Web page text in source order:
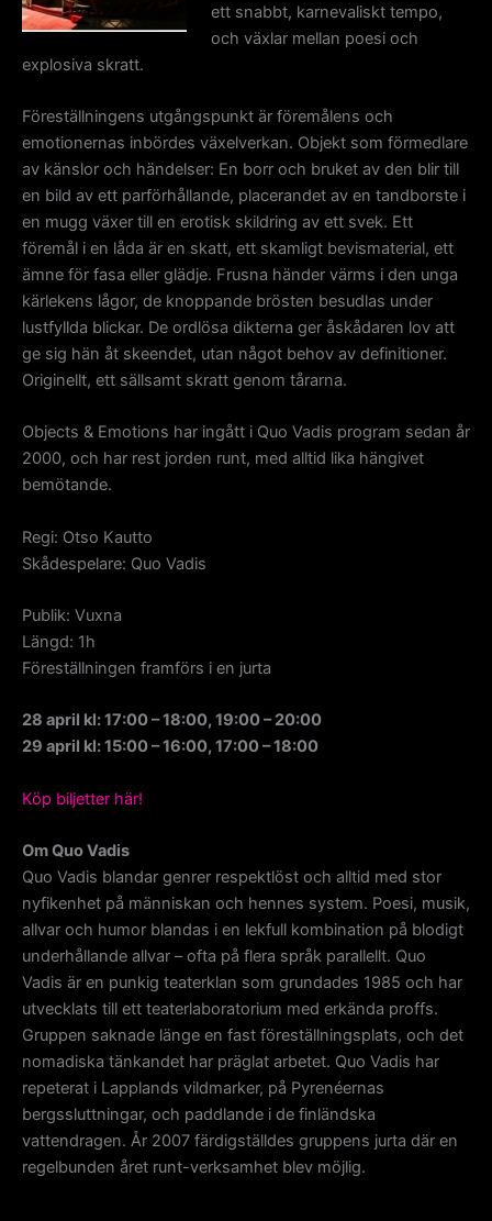
ett snabbt, karnevaliskt tempo,
och växlar mellan poesi och
explosiva skratt.
Föreställningens utgångspunkt är föremålens och
emotionernas inbördes växelverkan. Objekt som förmedlare
av känslor och händelser: En borr och bruket av den blir till
en bild av ett parförhållande, placerandet av en tandborste i
en mugg växer till en erotisk skildring av ett svek. Ett
föremål i en låda är en skatt, ett skamligt bevismaterial, ett
ämne för fasa eller glädje. Frusna händer värms i den unga
kärlekens lågor, de knoppande brösten besudlas under
lustfyllda blickar. De ordlösa dikterna ger åskådaren lov att
ge sig hän åt skeendet, utan något behov av definitioner.
Originellt, ett sällsamt skratt genom tårarna.
Objects & Emotions har ingått i Quo Vadis program sedan år
2000, och har rest jorden runt, med alltid lika hängivet
bemötande.
Regi: Otso Kautto
Skådespelare: Quo Vadis
Publik: Vuxna
Längd: 1h
Föreställningen framförs i en jurta
28 april kl: 17:00 – 18:00, 19:00 – 20:00
29 april kl: 15:00 – 16:00, 17:00 – 18:00
Köp biljetter här!
Om Quo Vadis
Quo Vadis blandar genrer respektlöst och alltid med stor
nyfikenhet på människan och hennes system. Poesi, musik,
allvar och humor blandas i en lekfull kombination på blodigt
underhållande allvar – ofta på flera språk parallellt. Quo
Vadis är en punkig teaterklan som grundades 1985 och har
utvecklats till ett teaterlaboratorium med erkända proffs.
Gruppen saknade länge en fast föreställningsplats, och det
nomadiska tänkandet har präglat arbetet. Quo Vadis har
repeterat i Lapplands vildmarker, på Pyrenéernas
bergssluttningar, och paddlande i de finländska
vattendragen. År 2007 färdigställdes gruppens jurta där en
regelbunden året runt-verksamhet blev möjlig.